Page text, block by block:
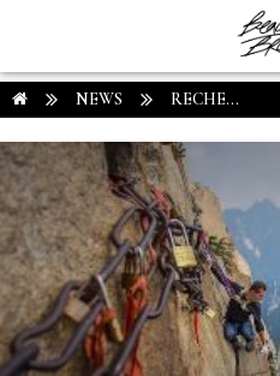
NEWS RECHE...